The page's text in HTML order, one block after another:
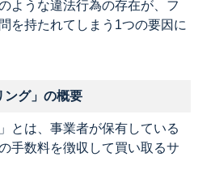
ような違法行為の存在が、フ
を持たれてしまう1つの要因に
ング」の概要
とは、事業者が保有している
手数料を徴収して買い取るサ